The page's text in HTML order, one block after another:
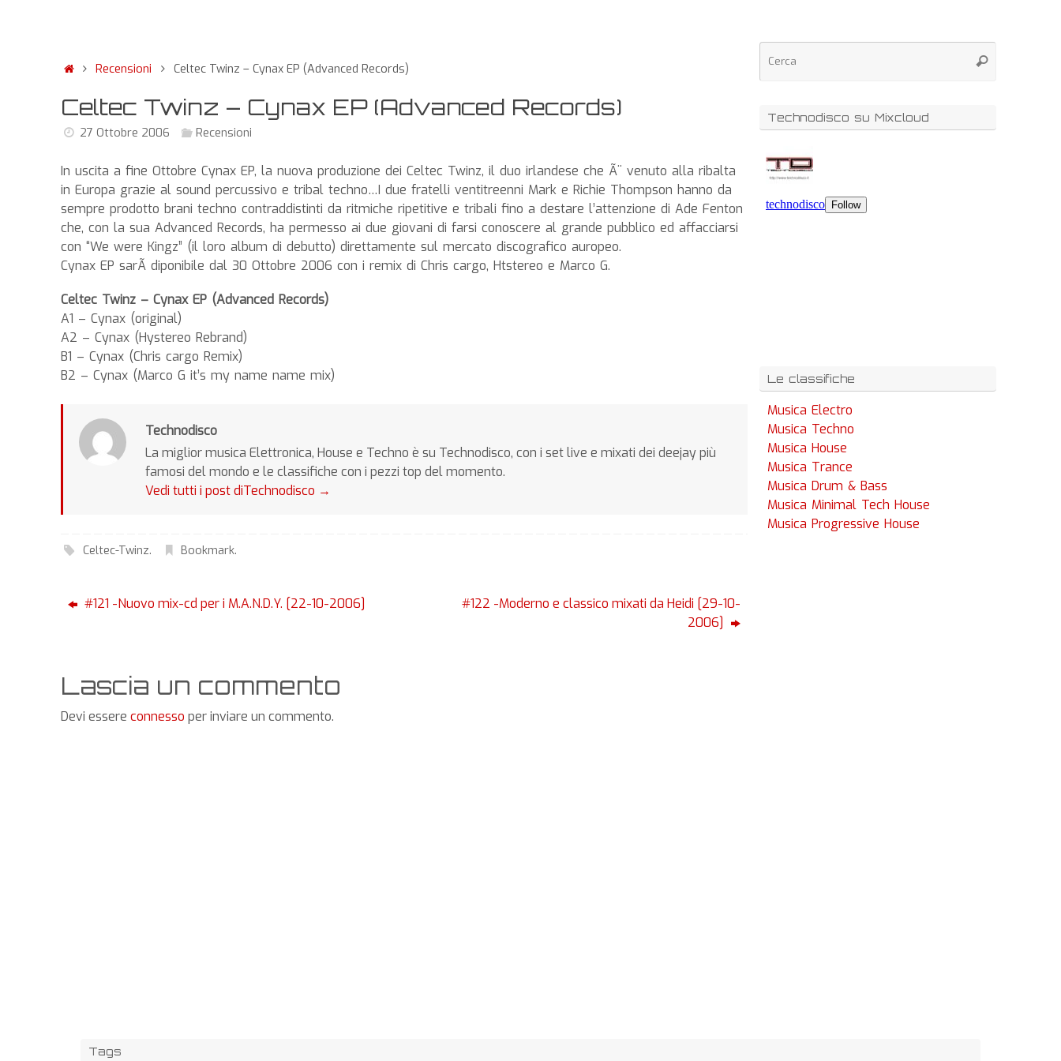
Recensioni Celtec Twinz – Cynax EP (Advanced Records)
Celtec Twinz – Cynax EP (Advanced Records)
27 Ottobre 2006 Recensioni
In uscita a fine Ottobre Cynax EP, la nuova produzione dei Celtec Twinz, il duo irlandese che Ã¨ venuto alla ribalta
in Europa grazie al sound percussivo e tribal techno…I due fratelli ventitreenni Mark e Richie Thompson hanno da
sempre prodotto brani techno contraddistinti da ritmiche ripetitive e tribali fino a destare l’attenzione di Ade Fenton
che, con la sua Advanced Records, ha permesso ai due giovani di farsi conoscere al grande pubblico ed affacciarsi
con “We were Kingz” (il loro album di debutto) direttamente sul mercato discografico auropeo.
Cynax EP sarÃ diponibile dal 30 Ottobre 2006 con i remix di Chris cargo, Htstereo e Marco G.
Celtec Twinz – Cynax EP (Advanced Records)
A1 – Cynax (original)
A2 – Cynax (Hystereo Rebrand)
B1 – Cynax (Chris cargo Remix)
B2 – Cynax (Marco G it’s my name name mix)
Technodisco
La miglior musica Elettronica, House e Techno è su Technodisco, con i set live e mixati dei deejay più
famosi del mondo e le classifiche con i pezzi top del momento.
Vedi tutti i post diTechnodisco →
Celtec-Twinz. Bookmark.
#121 -Nuovo mix-cd per i M.A.N.D.Y. [22-10-2006]
#122 -Moderno e classico mixati da Heidi [29-10-
2006]
Lascia un commento
Devi essere connesso per inviare un commento.
Technodisco su Mixcloud
Le classifiche
Musica Electro
Musica Techno
Musica House
Musica Trance
Musica Drum & Bass
Musica Minimal Tech House
Musica Progressive House
Tags